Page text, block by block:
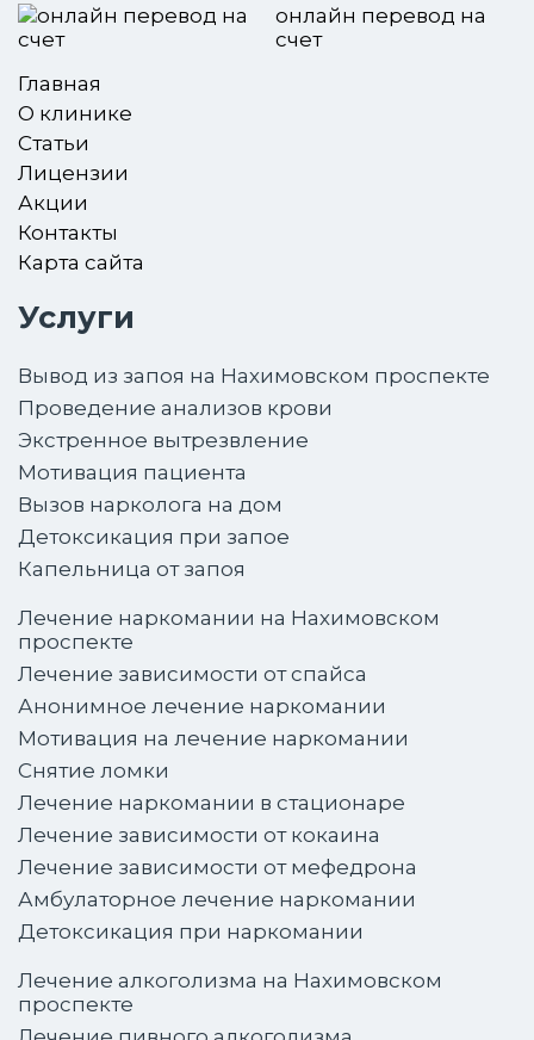
онлайн перевод на
счет
Главная
О клинике
Статьи
Лицензии
Акции
Контакты
Карта сайта
Услуги
Вывод из запоя на Нахимовском проспекте
Проведение анализов крови
Экстренное вытрезвление
Мотивация пациента
Вызов нарколога на дом
Детоксикация при запое
Капельница от запоя
Лечение наркомании на Нахимовском
проспекте
Лечение зависимости от спайса
Анонимное лечение наркомании
Мотивация на лечение наркомании
Снятие ломки
Лечение наркомании в стационаре
Лечение зависимости от кокаина
Лечение зависимости от мефедрона
Амбулаторное лечение наркомании
Детоксикация при наркомании
Лечение алкоголизма на Нахимовском
проспекте